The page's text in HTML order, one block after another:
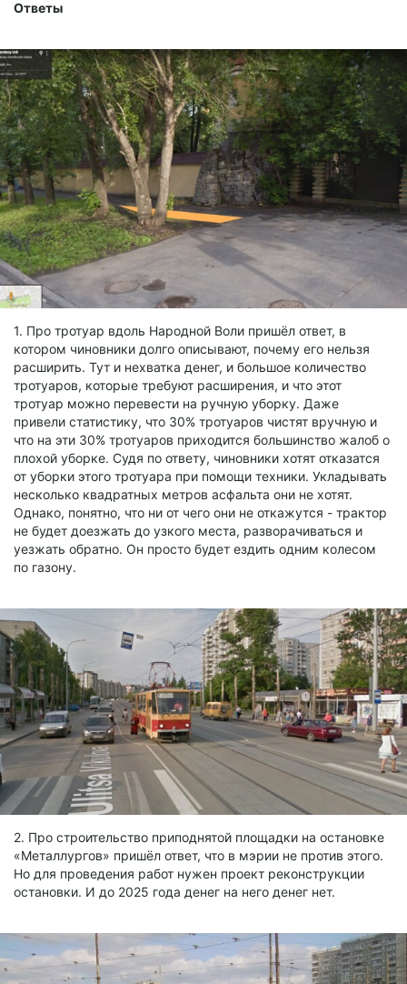
Ответы
1. Про тротуар вдоль Народной Воли пришёл ответ, в
котором чиновники долго описывают, почему его нельзя
расширить. Тут и нехватка денег, и большое количество
тротуаров, которые требуют расширения, и что этот
тротуар можно перевести на ручную уборку. Даже
привели статистику, что 30% тротуаров чистят вручную и
что на эти 30% тротуаров приходится большинство жалоб о
плохой уборке. Судя по ответу, чиновники хотят отказатся
от уборки этого тротуара при помощи техники. Укладывать
несколько квадратных метров асфальта они не хотят.
Однако, понятно, что ни от чего они не откажутся - трактор
не будет доезжать до узкого места, разворачиваться и
уезжать обратно. Он просто будет ездить одним колесом
по газону.
2. Про строительство приподнятой площадки на остановке
«Металлургов» пришёл ответ, что в мэрии не против этого.
Но для проведения работ нужен проект реконструкции
остановки. И до 2025 года денег на него денег нет.